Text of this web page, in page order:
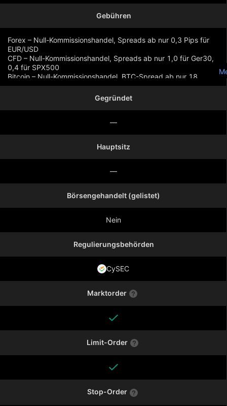
Gebühren
Forex – Null-Kommissionshandel, Spreads ab nur 0,3 Pips für
EUR/USD
CFD – Null-Kommissionshandel, Spreads ab nur 1,0 für Ger30,
0,4 für SPX500
Bitcoin – Null-Kommissionshandel, BTC-Spread ab nur 18
Gegründet
—
Hauptsitz
—
Börsengehandelt (gelistet)
Nein
Regulierungsbehörden
CySEC
Marktorder
Limit-Order
Stop-Order